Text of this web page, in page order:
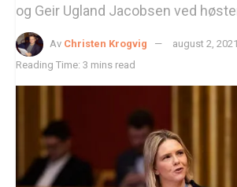
og Geir Ugland Jacobsen ved
Av Christen Krogvig
august 2, 2021
Reading Time: 3 mins read